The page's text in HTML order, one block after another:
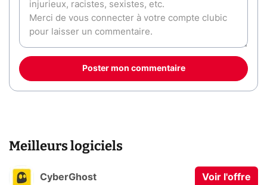
Poster mon commentaire
Meilleurs logiciels
CyberGhost Voir l'offre